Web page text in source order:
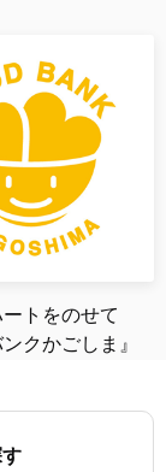
トをのせて
クかごしま』